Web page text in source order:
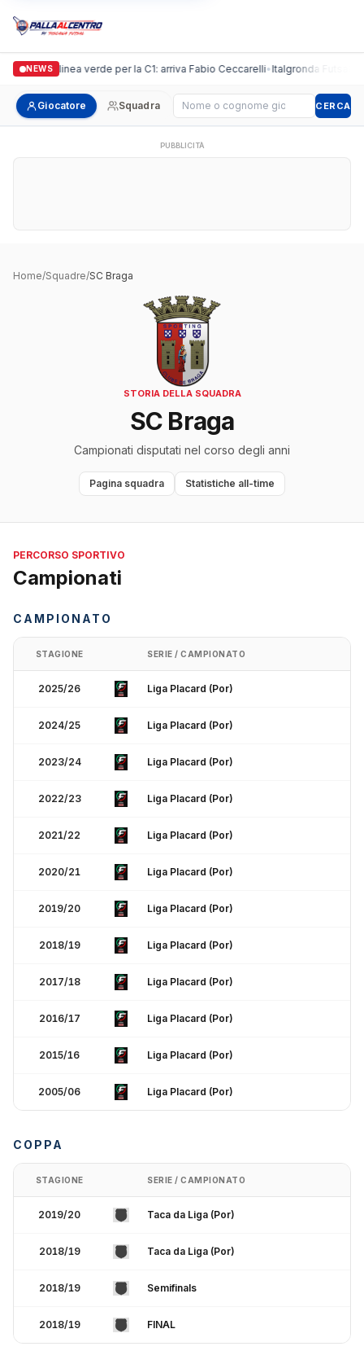
NEWSlinea verde per la C1: arriva Fabio Ceccarelli•Italgronda Futsal
Giocatore Squadra Cerca giocatore CERCA
PUBBLICITÀ
Home/Squadre/SC Braga
STORIA DELLA SQUADRA
SC Braga
Campionati disputati nel corso degli anni
Pagina squadra Statistiche all-time
PERCORSO SPORTIVO
Campionati
CAMPIONATO
STAGIONE SERIE / CAMPIONATO
2025/26 Liga Placard (Por)
2024/25 Liga Placard (Por)
2023/24 Liga Placard (Por)
2022/23 Liga Placard (Por)
2021/22 Liga Placard (Por)
2020/21 Liga Placard (Por)
2019/20 Liga Placard (Por)
2018/19 Liga Placard (Por)
2017/18 Liga Placard (Por)
2016/17 Liga Placard (Por)
2015/16 Liga Placard (Por)
2005/06 Liga Placard (Por)
COPPA
STAGIONE SERIE / CAMPIONATO
2019/20 Taca da Liga (Por)
2018/19 Taca da Liga (Por)
2018/19 Semifinals
2018/19 FINAL